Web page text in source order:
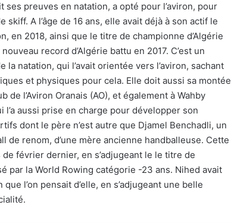
preuves en natation, a opté pour l’aviron, pour
A l’âge de 16 ans, elle avait déjà à son actif le
en 2018, ainsi que le titre de championne d’Algérie
record d’Algérie battu en 2017. C’est un
natation, qui l’avait orientée vers l’aviron, sachant
et physiques pour cela. Elle doit aussi sa montée
de l’Aviron Oranais (AO), et également à Wahby
aussi prise en charge pour développer son
dont le père n’est autre que Djamel Benchadli, un
renom, d’une mère ancienne handballeuse. Cette
février dernier, en s’adjugeant le le titre de
par la World Rowing catégorie -23 ans. Nihed avait
l’on pensait d’elle, en s’adjugeant une belle